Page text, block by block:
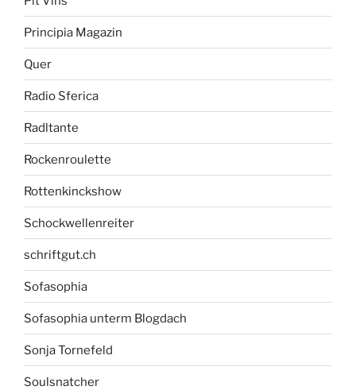
Principia Magazin
Quer
Radio Sferica
Radltante
Rockenroulette
Rottenkinckshow
Schockwellenreiter
schriftgut.ch
Sofasophia
Sofasophia unterm Blogdach
Sonja Tornefeld
Soulsnatcher